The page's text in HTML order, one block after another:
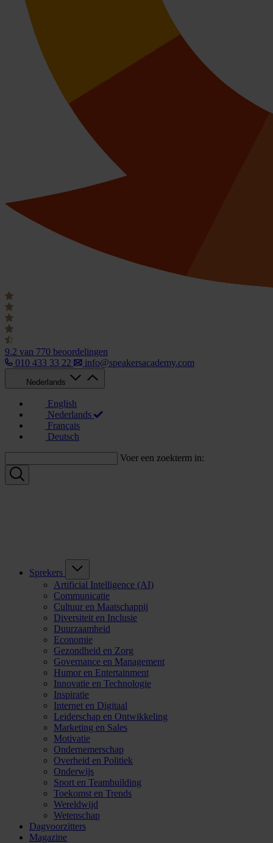
9.2 van 770 beoordelingen
010 433 33 22
info@speakersacademy.com
Nederlands
English
Nederlands
Français
Deutsch
Voer een zoekterm in:
Sprekers
Artificial Intelligence (AI)
Communicatie
Cultuur en Maatschappij
Diversiteit en Inclusie
Duurzaamheid
Economie
Gezondheid en Zorg
Governance en Management
Humor en Entertainment
Innovatie en Technologie
Inspiratie
Internet en Digitaal
Leiderschap en Ontwikkeling
Marketing en Sales
Motivatie
Ondernemerschap
Overheid en Politiek
Onderwijs
Sport en Teambuilding
Toekomst en Trends
Wereldwijd
Wetenschap
Dagvoorzitters
Magazine